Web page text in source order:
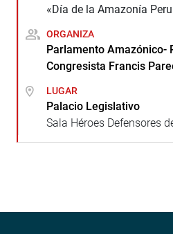
«Día de la Amazonía
ORGANIZA
Parlamento Amazónico-
Congresista Francis
LUGAR
Palacio Legislativo
Sala Héroes Defensores